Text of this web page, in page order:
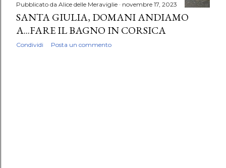
Pubblicato da Alice delle Meraviglie novembre 17, 2023
SANTA GIULIA, DOMANI ANDIAMO
A...FARE IL BAGNO IN CORSICA
Condividi Posta un commento